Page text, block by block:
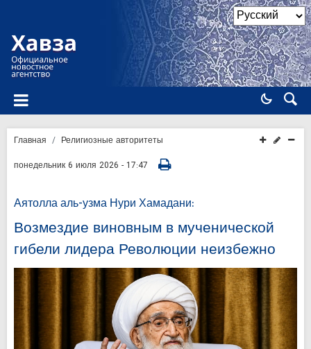
Главная
Религиозные авторитеты
понедельник 6 июля 2026 - 17:47
Аятолла аль-узма Нури Хамадани:
Возмездие виновным в мученической
гибели лидера Революции неизбежно